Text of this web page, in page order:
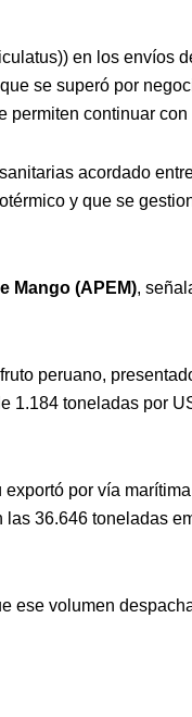
en los envíos
se superó por
continuar
acordado
y que se
Mango (APEM),
peruano,
1.184 toneladas por
por vía
36.646 toneladas
ese volumen